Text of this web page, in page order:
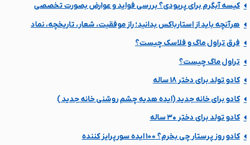
کیسه آبگرم برای پریودی؟ بررسی فواید و عوارض بصورت تخصصی
هرآنچه باید از استارباکس بدانید؛ راز موفقیت، شعار، تاریخچه، نماد
فرق تراول ماگ و فلاسک چیست؟
تراول ماگ چیست؟
کادو تولد برای دختر 18 ساله
کادو برای خانه جدید (ایده هدیه چشم روشنی خانه جدید )
کادو تولد برای دختر ۳۰ ساله
کادو روز پرستار چی بخرم؟ 100 ایده سورپرایز کننده